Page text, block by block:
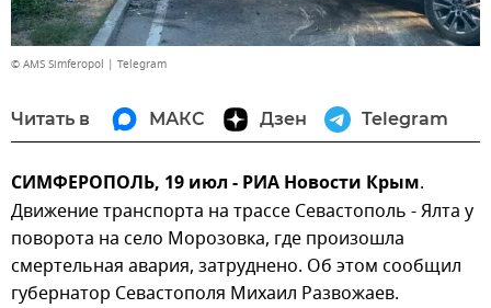
© AMS Simferopol | Telegram
Читать в МАКС Дзен Telegram
СИМФЕРОПОЛЬ, 19 июл - РИА Новости Крым.
Движение транспорта на трассе Севастополь - Ялта у
поворота на село Морозовка, где произошла
смертельная авария, затруднено. Об этом сообщил
губернатор Севастополя Михаил Развожаев.